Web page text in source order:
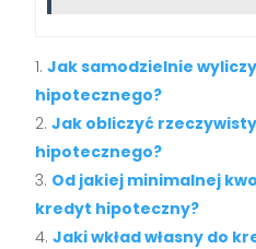
Jak samodzielnie
hipotecznego?
Jak obliczyć
hipotecznego?
Od jakiej minimalnej
kredyt hipoteczny?
Jaki wkład własny do